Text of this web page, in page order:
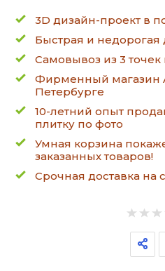
3D дизайн-проект в
Быстрая и недорогая
Самовывоз из 3 точек
Фирменный магазин
Петербурге
10-летний опыт
плитку по фото
Умная корзина
заказанных товаров!
Срочная доставка